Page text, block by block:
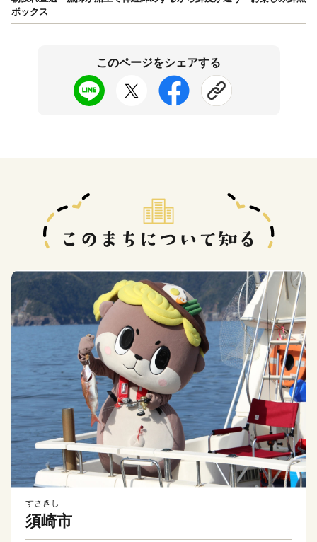
ボックス
このページをシェアする
すさきし
須崎市